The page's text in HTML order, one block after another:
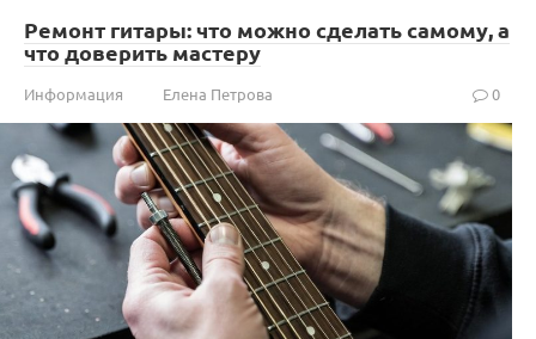
Ремонт гитары: что можно сделать самому, а
что доверить мастеру
Информация Елена Петрова 0